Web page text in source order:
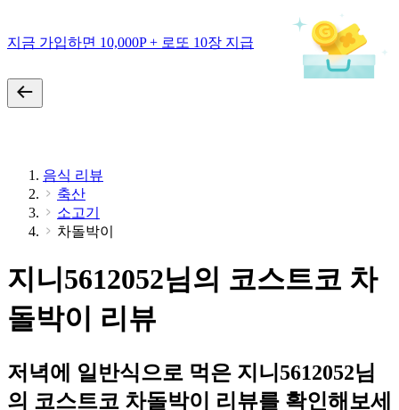
지금 가입하면 10,000P + 로또 10장 지급
음식 리뷰
축산
소고기
차돌박이
지니5612052님의 코스트코 차
돌박이 리뷰
저녁에 일반식으로 먹은 지니5612052님
의 코스트코 차돌박이 리뷰를 확인해보세